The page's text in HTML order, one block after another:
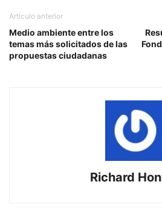
Artículo anterior
Medio ambiente entre los
temas más solicitados de las
propuestas ciudadanas
Richard